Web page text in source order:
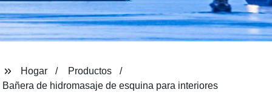
Hogar
Productos
Bañera de hidromasaje de esquina para interiores